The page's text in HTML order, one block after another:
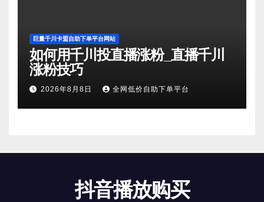
巨量千川卡盟自助下单平台网站
如何用千川投直播涨粉_直播千川
涨粉技巧
2026年8月8日 全网低价自助下单平台
抖音播放购买